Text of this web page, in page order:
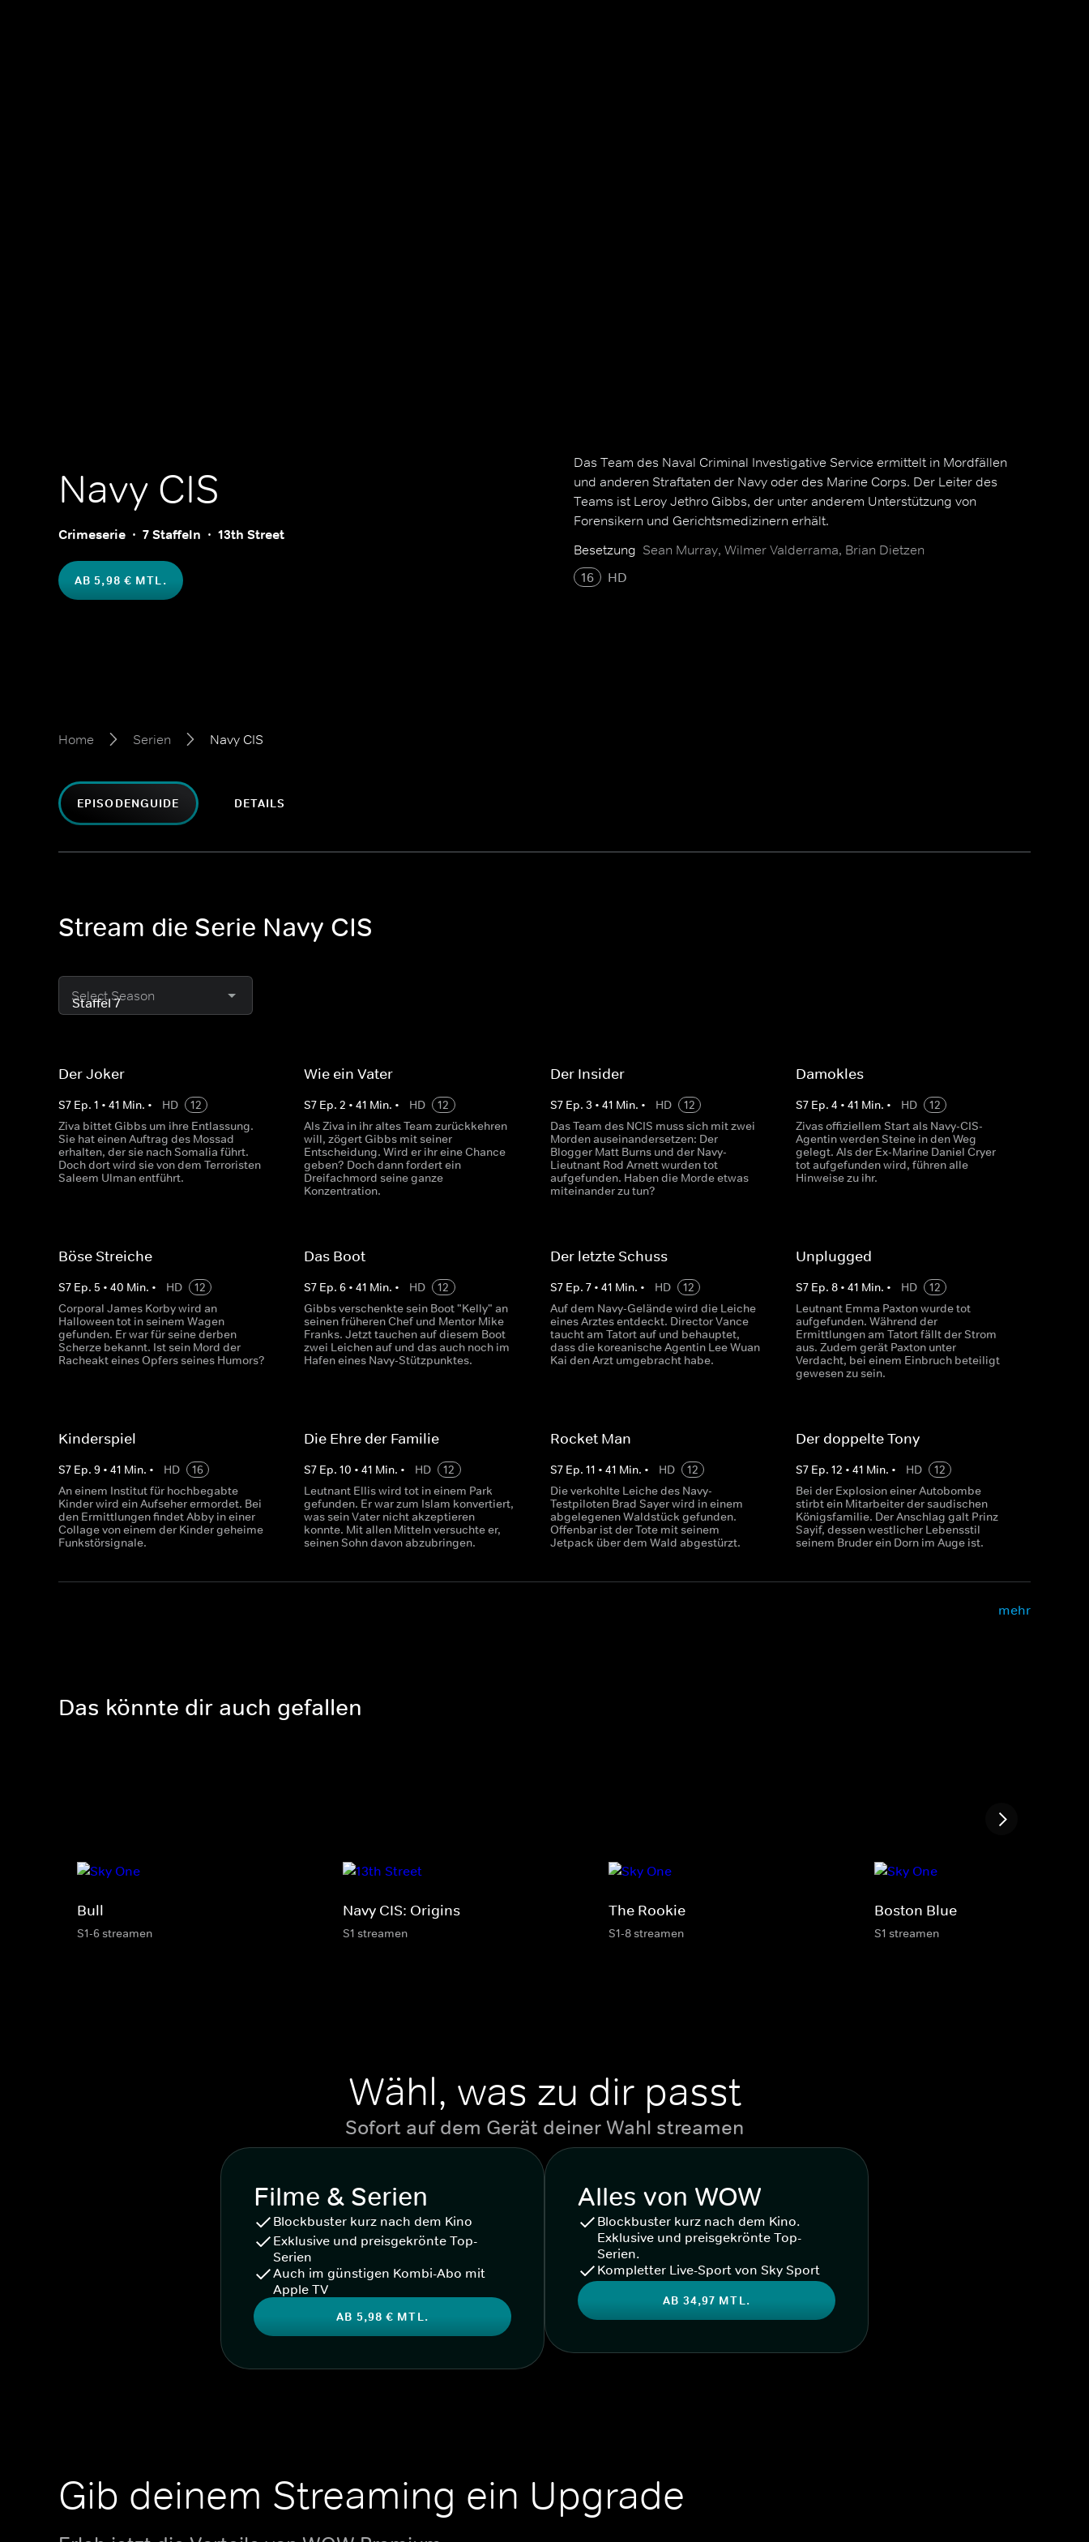
Navy CIS
Crimeserie 7 Staffeln 13th Street
AB 5,98 € MTL.
Das Team des Naval Criminal Investigative Service ermittelt in Mordfällen
und anderen Straftaten der Navy oder des Marine Corps. Der Leiter des
Teams ist Leroy Jethro Gibbs, der unter anderem Unterstützung von
Forensikern und Gerichtsmedizinern erhält.
Besetzung Sean Murray, Wilmer Valderrama, Brian Dietzen
16
HD
Home Serien Navy CIS
EPISODENGUIDE DETAILS
Stream die Serie Navy CIS
Select Season
Der Joker
S7 Ep. 1 • 41 Min. • HD
12
Ziva bittet Gibbs um ihre Entlassung.
Sie hat einen Auftrag des Mossad
erhalten, der sie nach Somalia führt.
Doch dort wird sie von dem Terroristen
Saleem Ulman entführt.
Wie ein Vater
S7 Ep.2 •41 Min. • HD
12
Als Ziva in ihr altes Team zurückkehren
will, zögert Gibbs mit seiner
Entscheidung. Wird er ihr eine Chance
geben? Doch dann fordert ein
Dreifachmord seine ganze
Konzentration.
Der Insider
S7 Ep. 3 • 41 Min. • HD
12
Das Team des NCIS muss sich mit zwei
Morden auseinandersetzen: Der
Blogger Matt Burns und der Navy-
Lieutnant Rod Arnett wurden tot
aufgefunden. Haben die Morde etwas
miteinander zu tun?
Damokles
S7 Ep. 4 • 41 Min. • HD
12
Zivas offiziellem Start als Navy-CIS-
Agentin werden Steine in den Weg
gelegt. Als der Ex-Marine Daniel Cryer
tot aufgefunden wird, führen alle
Hinweise zu ihr.
Böse Streiche
S7 Ep. 5 • 40 Min. • HD
12
Corporal James Korby wird an
Halloween tot in seinem Wagen
gefunden. Er war für seine derben
Scherze bekannt. Ist sein Mord der
Racheakt eines Opfers seines Humors?
Das Boot
S7 Ep.6 •41 Min. • HD
12
Gibbs verschenkte sein Boot "Kelly" an
seinen früheren Chef und Mentor Mike
Franks. Jetzt tauchen auf diesem Boot
zwei Leichen auf und das auch noch im
Hafen eines Navy-Stützpunktes.
Der letzte Schuss
S7 Ep. 7• 41 Min. • HD
12
Auf dem Navy-Gelände wird die Leiche
eines Arztes entdeckt. Director Vance
taucht am Tatort auf und behauptet,
dass die koreanische Agentin Lee Wuan
Kai den Arzt umgebracht habe.
Unplugged
S7 Ep. 8• 41 Min. • HD
12
Leutnant Emma Paxton wurde tot
aufgefunden. Während der
Ermittlungen am Tatort fällt der Strom
aus. Zudem gerät Paxton unter
Verdacht, bei einem Einbruch beteiligt
gewesen zu sein.
Kinderspiel
S7 Ep. 9 • 41 Min. • HD
16
An einem Institut für hochbegabte
Kinder wird ein Aufseher ermordet. Bei
den Ermittlungen findet Abby in einer
Collage von einem der Kinder geheime
Funkstörsignale.
Die Ehre der Familie
S7 Ep.10 •41 Min. • HD
12
Leutnant Ellis wird tot in einem Park
gefunden. Er war zum Islam konvertiert,
was sein Vater nicht akzeptieren
konnte. Mit allen Mitteln versuchte er,
seinen Sohn davon abzubringen.
Rocket Man
S7 Ep. 11 • 41 Min. • HD
12
Die verkohlte Leiche des Navy-
Testpiloten Brad Sayer wird in einem
abgelegenen Waldstück gefunden.
Offenbar ist der Tote mit seinem
Jetpack über dem Wald abgestürzt.
Der doppelte Tony
S7 Ep. 12 • 41 Min. • HD
12
Bei der Explosion einer Autobombe
stirbt ein Mitarbeiter der saudischen
Königsfamilie. Der Anschlag galt Prinz
Sayif, dessen westlicher Lebensstil
seinem Bruder ein Dorn im Auge ist.
mehr
Das könnte dir auch gefallen
Bull
S1-6 streamen
Navy CIS: Origins
S1 streamen
The Rookie
S1-8 streamen
Boston Blue
S1 streamen
Wähl, was zu dir passt
Sofort auf dem Gerät deiner Wahl streamen
Filme & Serien
Blockbuster kurz nach dem Kino
Exklusive und preisgekrönte Top-
Serien
Auch im günstigen Kombi-Abo mit
Apple TV
AB 5,98 € MTL.
Alles von WOW
Blockbuster kurz nach dem Kino.
Exklusive und preisgekrönte Top-
Serien.
Kompletter Live-Sport von Sky Sport
AB 34,97 MTL.
Gib deinem Streaming ein Upgrade